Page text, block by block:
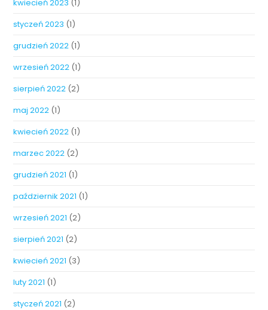
kwiecień 2023 (1)
styczeń 2023 (1)
grudzień 2022 (1)
wrzesień 2022 (1)
sierpień 2022 (2)
maj 2022 (1)
kwiecień 2022 (1)
marzec 2022 (2)
grudzień 2021 (1)
październik 2021 (1)
wrzesień 2021 (2)
sierpień 2021 (2)
kwiecień 2021 (3)
luty 2021 (1)
styczeń 2021 (2)